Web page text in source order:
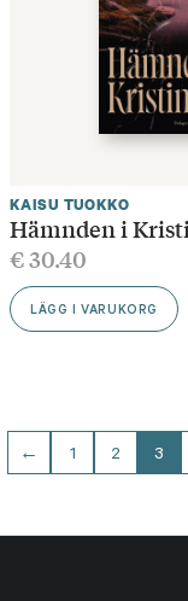
KAISU TUOKKO
Hämnden i
€30.40
LÄGG I VARUKORG
← 1 2 3